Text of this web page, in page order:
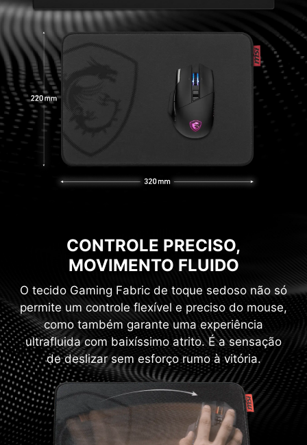
CONTROLE PRECISO,
MOVIMENTO FLUIDO
O tecido Gaming Fabric de toque sedoso não só
permite um controle flexível e preciso do mouse,
como também garante uma experiência
ultrafluida com baixíssimo atrito. É a sensação
de deslizar sem esforço rumo à vitória.